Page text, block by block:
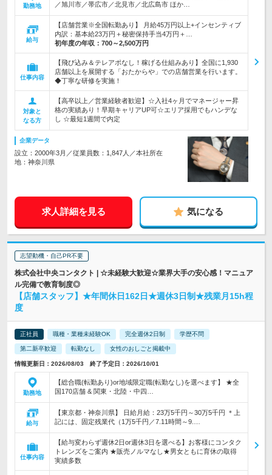
勤務地
／旭川市／帯広市／北見市／北広島市 ほか…
給与
【店舗営業※全国転勤あり】 月給45万円以上+インセンティブ
内訳：基本給23万円＋秘密保持手当4万円＋…
初年度の年収： 700～2,500万円
仕事内容
【飛び込み＆テレアポなし！稼げる仕組みあり】全国に1,930
店舗以上を展開する「おたからや」での店舗営業を行います。
◆丁寧な研修を実施！
対象と
なる方
【高卒以上／営業経験者歓迎】☆入社4ヶ月でマネージャー昇
格の実績あり！早期キャリアUP可☆エリア採用でもハンデな
し ☆最短1週間で内定
企業データ
設立：2000年3月／従業員数：1,847人／本社所在
地：神奈川県
求人詳細を見る 気になる
志望動機・自己PR不要
株式会社中央コンタクト | ☆未経験大歓迎☆業界大手の安心感！マニュア
ル完備で教育制度◎
【店舗スタッフ】★年間休日162日★週休3日制★残業月15h程
度
正社員 職種・業種未経験OK 完全週休2日制 学歴不問
第二新卒歓迎 転勤なし 女性のおしごと掲載中
情報更新日：2026/08/03 終了予定日：2026/10/01
勤務地
【総合職(転勤あり)or地域限定職(転勤なし)を選べます】 ★全
国170店舗 & 関東・北陸・中四…
給与
【東京都・神奈川県】 日給月給：23万5千円～30万5千円 ＊上
記には、固定残業代（1万5千円／7.11時間～9.…
仕事内容
【給与変わらず週休2日or週休3日を選べる】お客様にコンタク
トレンズをご案内 ★販売ノルマなし★男女ともに育休の取得
実績多数